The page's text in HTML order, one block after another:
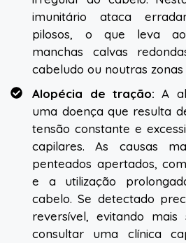
imunitário ataca
pilosos, o que leva
manchas calvas
cabeludo ou noutras
Alopécia de tração: A
uma doença que resulta
tensão constante e
capilares. As causas
penteados apertados,
e a utilização
cabelo. Se detectado
reversível, evitando
consultar uma clínica